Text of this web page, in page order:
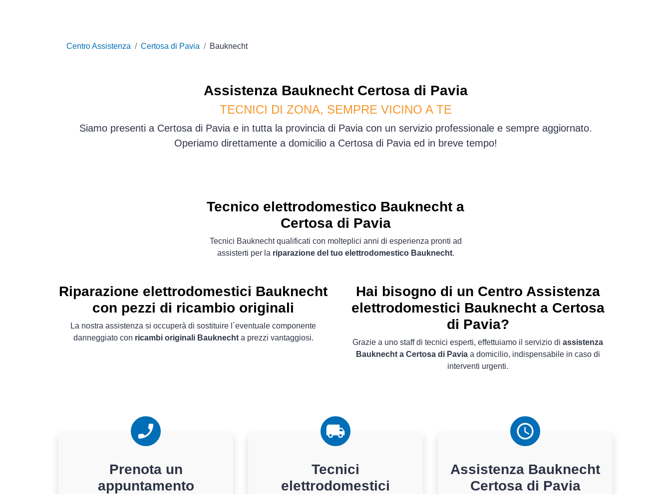
Centro Assistenza Certosa di Pavia Bauknecht
Assistenza BauknechtCertosa di Pavia
TECNICI DI ZONA, SEMPRE VICINO A TE
Siamo presenti a Certosa di Pavia e in tutta la provincia di Pavia con un servizio professionale e sempre aggiornato.
Operiamo direttamente a domicilio a Certosa di Pavia ed in breve tempo!
Tecnico elettrodomestico Bauknecht a
Certosa di Pavia
Tecnici Bauknecht qualificati con molteplici anni di esperienza pronti ad
assisterti per la riparazione del tuo elettrodomestico Bauknecht.
Riparazione elettrodomestici Bauknecht
con pezzi di ricambio originali
La nostra assistenza si occuperà di sostituire l´eventuale componente
danneggiato con ricambi originali Bauknechta prezzi vantaggiosi.
Hai bisogno di un Centro Assistenza
elettrodomestici Bauknecht a Certosa
di Pavia?
Grazie a uno staff di tecnici esperti, effettuiamo il servizio di assistenza
Bauknecht a Certosa di Paviaa domicilio, indispensabile in caso di
interventi urgenti.
Prenota un
appuntamento
Tecnici
elettrodomestici
Assistenza Bauknecht
Certosa di Pavia